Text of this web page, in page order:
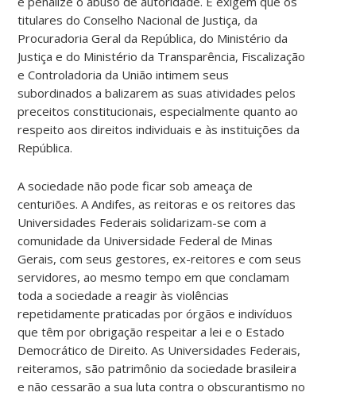
titulares do Conselho Nacional de Justiça, da
Procuradoria Geral da República, do Ministério da
Justiça e do Ministério da Transparência, Fiscalização
e Controladoria da União intimem seus
subordinados a balizarem as suas atividades pelos
preceitos constitucionais, especialmente quanto ao
respeito aos direitos individuais e às instituições da
República.
A sociedade não pode ficar sob ameaça de
centuriões. A Andifes, as reitoras e os reitores das
Universidades Federais solidarizam-se com a
comunidade da Universidade Federal de Minas
Gerais, com seus gestores, ex-reitores e com seus
servidores, ao mesmo tempo em que conclamam
toda a sociedade a reagir às violências
repetidamente praticadas por órgãos e indivíduos
que têm por obrigação respeitar a lei e o Estado
Democrático de Direito. As Universidades Federais,
reiteramos, são patrimônio da sociedade brasileira
e não cessarão a sua luta contra o obscurantismo no